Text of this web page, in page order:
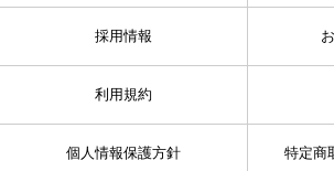
採用情報
利用規約
個人情報保護方針 特定商